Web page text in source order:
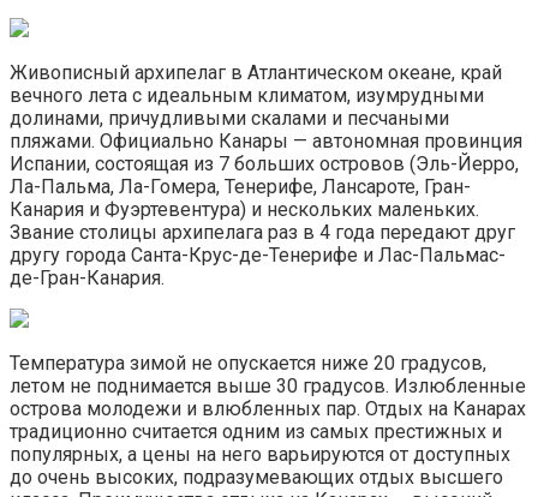
Живописный архипелаг в Атлантическом океане, край
вечного лета с идеальным климатом, изумрудными
долинами, причудливыми скалами и песчаными
пляжами. Официально Канары — автономная провинция
Испании, состоящая из 7 больших островов (Эль-Йерро,
Ла-Пальма, Ла-Гомера, Тенерифе, Лансароте, Гран-
Канария и Фуэртевентура) и нескольких маленьких.
Звание столицы архипелага раз в 4 года передают друг
другу города Санта-Крус-де-Тенерифе и Лас-Пальмас-
де-Гран-Канария.
Температура зимой не опускается ниже 20 градусов,
летом не поднимается выше 30 градусов. Излюбленные
острова молодежи и влюбленных пар. Отдых на Канарах
традиционно считается одним из самых престижных и
популярных, а цены на него варьируются от доступных
до очень высоких, подразумевающих отдых высшего